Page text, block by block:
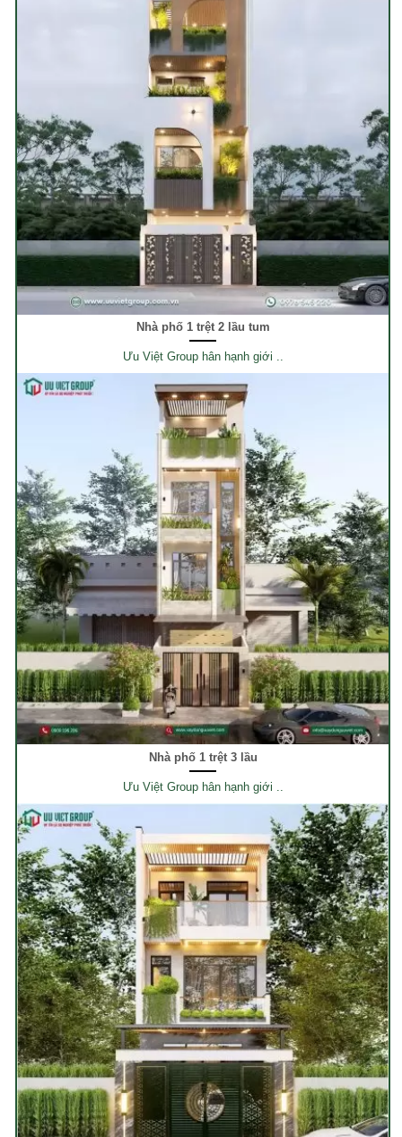
Nhà phố 1 trệt 2 lầu tum
Ưu Việt Group hân hạnh giới ..
Nhà phố 1 trệt 3 lầu
Ưu Việt Group hân hạnh giới ..